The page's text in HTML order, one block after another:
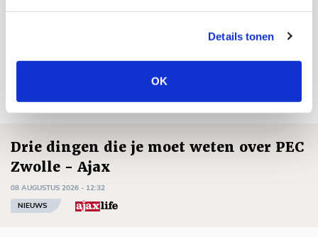
Details tonen
OK
Drie dingen die je moet weten over PEC
Zwolle - Ajax
08 AUGUSTUS 2026 - 12:32
NIEUWS